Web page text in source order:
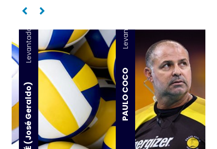
ZÉ (José Geraldo)
Levantador
PAULO COCO
Levantador